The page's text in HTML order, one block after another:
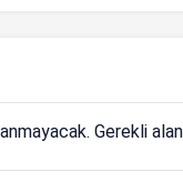
Gerekli